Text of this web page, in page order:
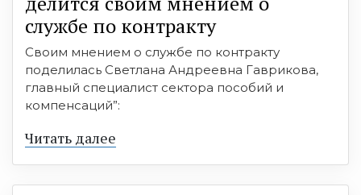
службе по контракту
Своим мнением о службе по контракту
поделилась Светлана Андреевна Гаврикова,
главный специалист сектора пособий и
компенсаций”:
Читать далее